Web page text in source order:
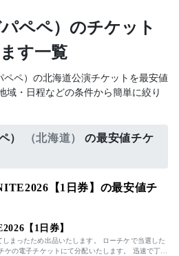
ペペ）のチケット
す一覧
ペペ）の北海道公演チケットを最安値
域・日程などの条件から簡単に絞り
） （北海道）
の最安値チケ
【1日券】の最安値チ
【1日券】
まったため出品いたします。 ローチケで当選した